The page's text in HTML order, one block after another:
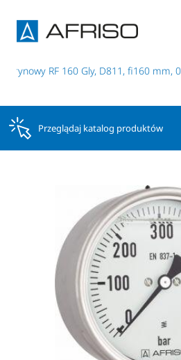
RF 160 Gly, D811, fi160 mm,
Przeglądaj katalog produktów